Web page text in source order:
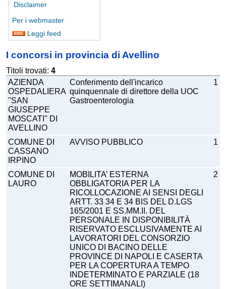
Disclaimer
Per i webmaster
Leggi feed
I concorsi in provincia di Avellino
Titoli trovati: 4
AZIENDA
OSPEDALIERA
''SAN
GIUSEPPE
MOSCATI'' DI
AVELLINO
Conferimento dell'incarico
quinquennale di direttore della UOC
Gastroenterologia
1
COMUNE DI
CASSANO
IRPINO
AVVISO PUBBLICO 1
COMUNE DI
LAURO
MOBILITA’ ESTERNA
OBBLIGATORIA PER LA
RICOLLOCAZIONE AI SENSI DEGLI
ARTT. 33 34 E 34 BIS DEL D.LGS
165/2001 E SS.MM.II. DEL
PERSONALE IN DISPONIBILITÀ
RISERVATO ESCLUSIVAMENTE AI
LAVORATORI DEL CONSORZIO
UNICO DI BACINO DELLE
PROVINCE DI NAPOLI E CASERTA
PER LA COPERTURA A TEMPO
INDETERMINATO E PARZIALE (18
ORE SETTIMANALI)
2